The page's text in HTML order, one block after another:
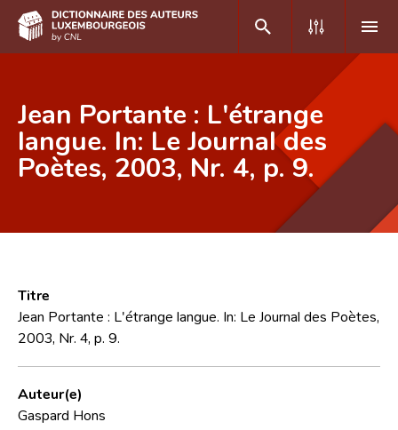
DE FR
Accueil
Recherche avancée
CNL
Équipe scientifique
Jean Portante : L'étrange
langue. In: Le Journal des
Poètes, 2003, Nr. 4, p. 9.
Titre
Jean Portante : L'étrange langue. In: Le Journal des Poètes,
2003, Nr. 4, p. 9.
Auteur(e)
Gaspard Hons